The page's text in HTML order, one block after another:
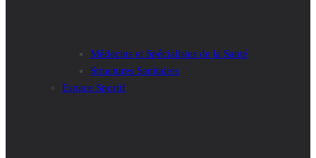
Médecins et Spécialistes de la Santé
Structures Sanitaires
Espace Sportif